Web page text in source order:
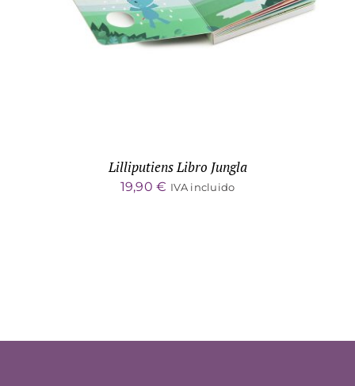
Lilliputiens Libro Jungla
19,90€ IVA incluido